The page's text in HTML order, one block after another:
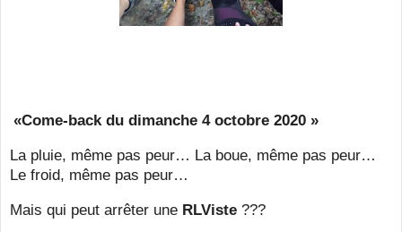
«Come-back du dimanche 4 octobre 2020 »
La pluie, même pas peur… La boue, même pas peur…
Le froid, même pas peur…
Mais qui peut arrêter une RLViste ???